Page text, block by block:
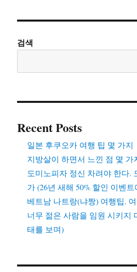
검색
Recent Posts
일본 후쿠오카 여행 팁 몇 가지
지방살이 하면서 느낀 점 몇 가
도미노피자 정신 차려야 한다.
가 (26년 새해 50% 할인 이벤
베트남 나트랑(냐짱) 여행팁.
너무 젊은 사람을 임원 시키지
태를 보며)